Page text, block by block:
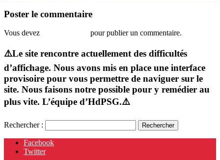
Poster le commentaire
Vous devez pour publier un commentaire.
⚠️Le site rencontre actuellement des difficultés
d’affichage. Nous avons mis en place une interface
provisoire pour vous permettre de naviguer sur le
site. Nous faisons notre possible pour y remédier au
plus vite. L’équipe d’HdPSG.⚠️
Rechercher :
Facebook
Twitter